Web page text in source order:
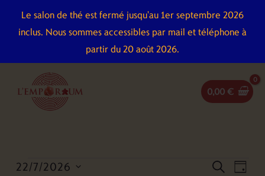
Le salon de thé est fermé jusqu'au 1er septembre 2026
inclus. Nous sommes accessibles par mail et téléphone à
partir du 20 août 2026.
contenu
0,00 €
Évènements
Recherche
jour
22/7/2026